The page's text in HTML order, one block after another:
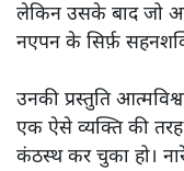
लेकिन उसके बाद जो
नएपन के सिर्फ़
उनकी प्रस्तुति
एक ऐसे व्यक्ति की तरह
कंठस्थ कर चुका हो।